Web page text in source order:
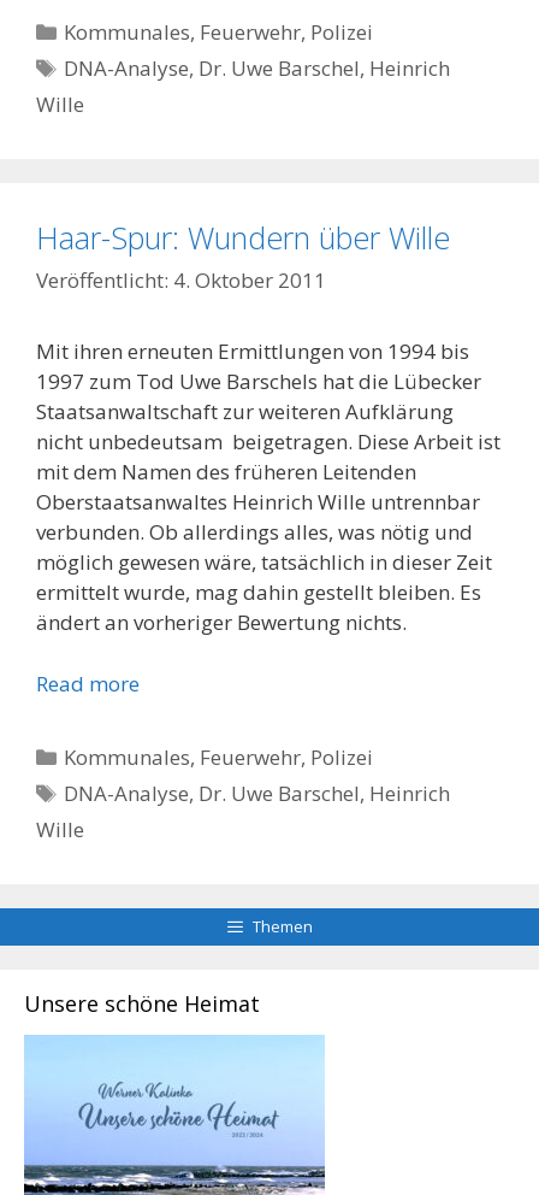
Kategorien
Kommunales, Feuerwehr, Polizei
Schlagwörter
DNA-Analyse, Dr. Uwe Barschel, Heinrich
Wille
Haar-Spur: Wundern über Wille
4. Oktober 2011
Mit ihren erneuten Ermittlungen von 1994 bis
1997 zum Tod Uwe Barschels hat die Lübecker
Staatsanwalt­schaft zur weiteren Aufklärung
nicht unbedeutsam beigetragen. Diese Arbeit ist
mit dem Namen des früheren Leitenden
Oberstaatsanwaltes Heinrich Wille untrennbar
verbunden. Ob allerdings alles, was nötig und
möglich gewesen wäre, tatsächlich in dieser Zeit
ermittelt wurde, mag dahin gestellt bleiben. Es
ändert an vorheriger Bewertung nichts.
Read more
Kategorien
Kommunales, Feuerwehr, Polizei
Schlagwörter
DNA-Analyse, Dr. Uwe Barschel, Heinrich
Wille
Themen
Unsere schöne Heimat